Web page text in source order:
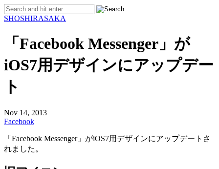
SHOSHIRASAKA
「Facebook Messenger」が
iOS7用デザインにアップデー
ト
Nov 14, 2013
Facebook
「Facebook Messenger」がiOS7用デザインにアップデートさ
れました。